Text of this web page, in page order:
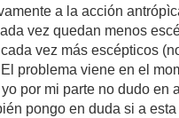
a la acción
vez quedan menos
vez más escépticos
problema viene en el
por mi parte no dudo
pongo en duda si a